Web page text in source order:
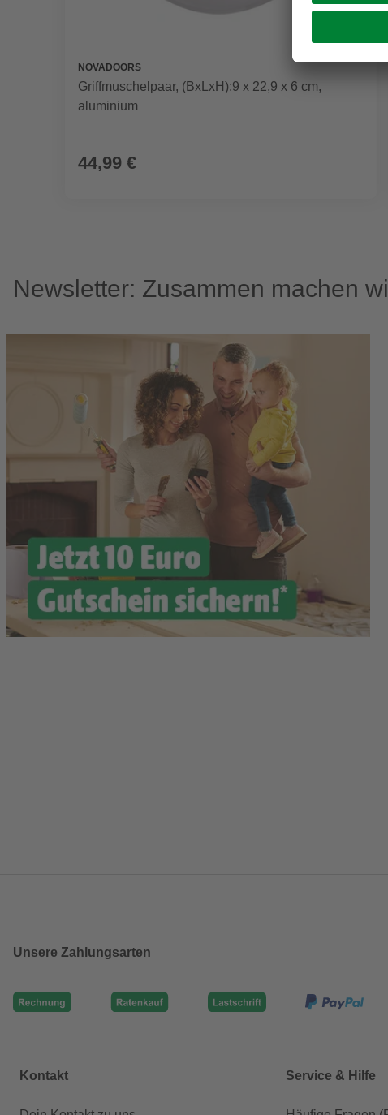
NOVADOORS
Griffmuschelpaar, (BxLxH):9 x 22,9 x 6 cm,
aluminium
44,99 €
Newsletter: Zusammen machen
Unsere Zahlungsarten
Kontakt Service & Hilfe